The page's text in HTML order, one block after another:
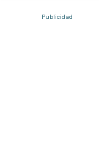
Publicidad